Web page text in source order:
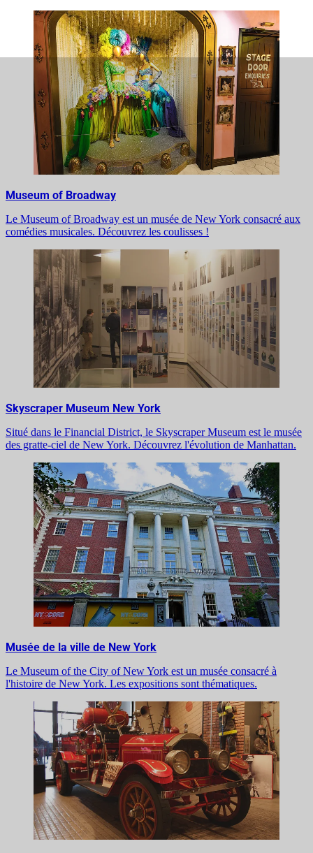
Museum of Broadway
Le Museum of Broadway est un musée de New York consacré aux
comédies musicales. Découvrez les coulisses !
Skyscraper Museum New York
Situé dans le Financial District, le Skyscraper Museum est le musée
des gratte-ciel de New York. Découvrez l'évolution de Manhattan.
Musée de la ville de New York
Le Museum of the City of New York est un musée consacré à
l'histoire de New York. Les expositions sont thématiques.